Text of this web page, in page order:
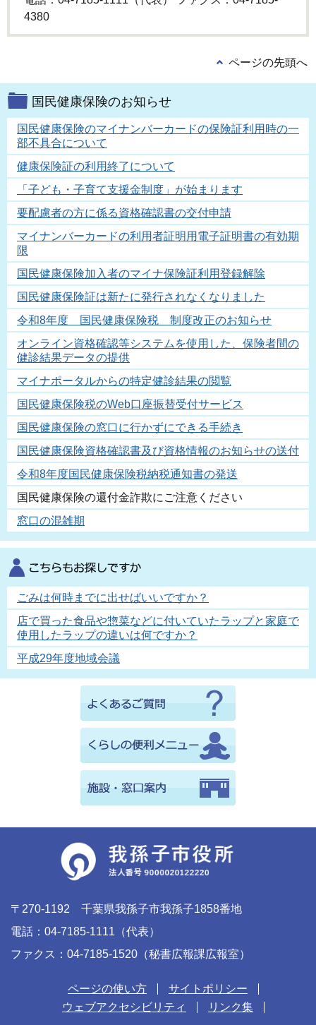
4380
ページの先頭へ
国民健康保険のお知らせ
国民健康保険のマイナンバーカードの保険証利用時の一
部不具合について
健康保険証の利用終了について
「子ども・子育て支援金制度」が始まります
要配慮者の方に係る資格確認書の交付申請
マイナンバーカードの利用者証明用電子証明書の有効期
限
国民健康保険加入者のマイナ保険証利用登録解除
国民健康保険証は新たに発行されなくなりました
令和8年度 国民健康保険税 制度改正のお知らせ
オンライン資格確認等システムを使用した、保険者間の
健診結果データの提供
マイナポータルからの特定健診結果の閲覧
国民健康保険税のWeb口座振替受付サービス
国民健康保険の窓口に行かずにできる手続き
国民健康保険資格確認書及び資格情報のお知らせの送付
令和8年度国民健康保険税納税通知書の発送
国民健康保険の還付金詐欺にご注意ください
窓口の混雑期
ごみは何時までに出せばいいですか？
店で買った食品や惣菜などに付いていたラップと家庭で
使用したラップの違いは何ですか？
平成29年度地域会議
〒270-1192 千葉県我孫子市我孫子1858番地
電話：04-7185-1111（代表）
ファクス：04-7185-1520（秘書広報課広報室）
ページの使い方
サイトポリシー
ウェブアクセシビリティ
リンク集